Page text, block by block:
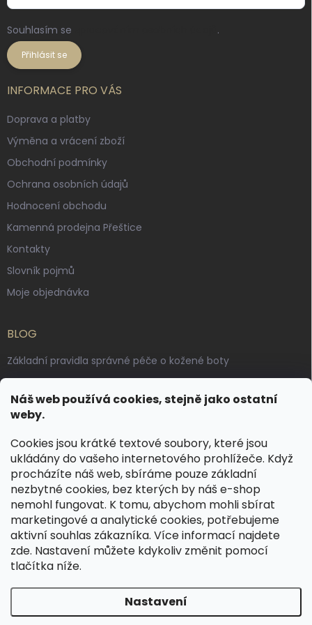
Náš web používá cookies, stejně jako ostatní
weby.
Cookies jsou krátké textové soubory, které jsou
ukládány do vašeho internetového prohlížeče. Když
procházíte náš web, sbíráme pouze základní
nezbytné cookies, bez kterých by náš e-shop
nemohl fungovat. K tomu, abychom mohli sbírat
marketingové a analytické cookies, potřebujeme
aktivní souhlas zákazníka. Více informací najdete
zde. Nastavení můžete kdykoliv změnit pomocí
tlačítka níže.
Nastavení
Souhlasím se .
Přihlásit se
INFORMACE PRO VÁS
Doprava a platby
Výměna a vrácení zboží
Obchodní podmínky
Ochrana osobních údajů
Hodnocení obchodu
Kamenná prodejna Přeštice
Kontakty
Slovník pojmů
Moje objednávka
BLOG
Základní pravidla správné péče o kožené boty
Výroba českých kožených opasků: vůně pravé kůže, dotek
řemesla
KONTAKT
dotazy@spongr.cz
+420 776 663 962
https://www.facebook.com/spongr.cz
spongr.cz